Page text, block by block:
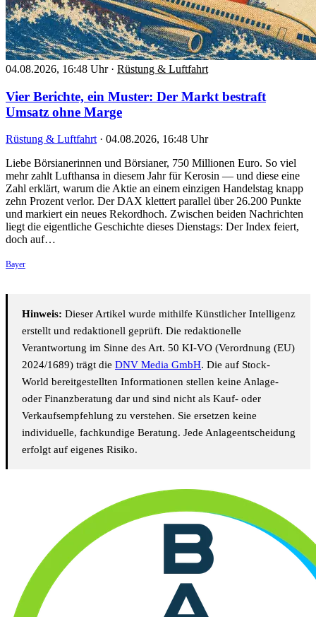
04.08.2026, 16:48 Uhr · Rüstung & Luftfahrt
Vier Berichte, ein Muster: Der Markt bestraft
Umsatz ohne Marge
Rüstung & Luftfahrt · 04.08.2026, 16:48 Uhr
Liebe Börsianerinnen und Börsianer, 750 Millionen Euro. So viel
mehr zahlt Lufthansa in diesem Jahr für Kerosin — und diese eine
Zahl erklärt, warum die Aktie an einem einzigen Handelstag knapp
zehn Prozent verlor. Der DAX klettert parallel über 26.200 Punkte
und markiert ein neues Rekordhoch. Zwischen beiden Nachrichten
liegt die eigentliche Geschichte dieses Dienstags: Der Index feiert,
doch auf…
Bayer
Hinweis: Dieser Artikel wurde mithilfe Künstlicher Intelligenz
erstellt und redaktionell geprüft. Die redaktionelle
Verantwortung im Sinne des Art. 50 KI-VO (Verordnung (EU)
2024/1689) trägt die DNV Media GmbH. Die auf Stock-
World bereitgestellten Informationen stellen keine Anlage-
oder Finanzberatung dar und sind nicht als Kauf- oder
Verkaufsempfehlung zu verstehen. Sie ersetzen keine
individuelle, fachkundige Beratung. Jede Anlageentscheidung
erfolgt auf eigenes Risiko.